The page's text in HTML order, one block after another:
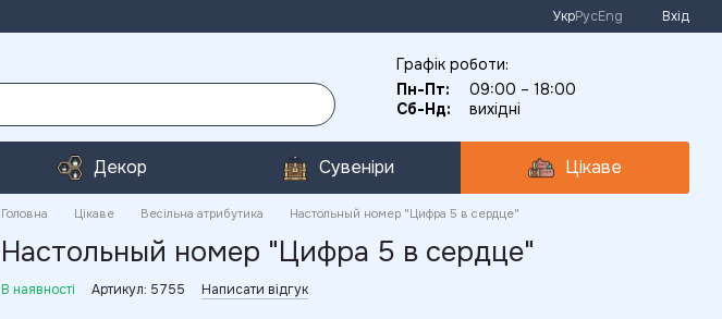
УкрРусEng Вхід
Графік роботи:
Пн-Пт:
09:00 – 18:00
Сб-Нд:
вихідні
Декор Сувеніри Цікаве
Головна Цікаве Весільна атрибутика Настольный номер "Цифра 5 в сердце"
Настольный номер "Цифра 5 в сердце"
В наявності Артикул: 5755 Написати відгук